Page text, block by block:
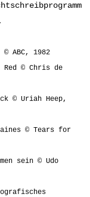
ABC, 1982
© Chris de
© Uriah Heep,
© Tears for
sein © Udo